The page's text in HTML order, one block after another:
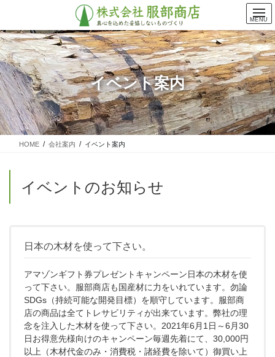
テ
ン
ツ
に
移
動
ゲ
ー
シ
ョ
ン
に
移
動
イベント案内
HOME 会社案内 イベント案内
イベントのお知らせ
日本の木材を使って下さい。
アマゾンギフト券プレゼントキャンペーン日本の木材を使
って下さい。服部商店も国産材に力をいれています。勿論
SDGs（持続可能な開発目標）を順守しています。服部商
店の商品は全てトレサビリティが出来ています。弊社の理
念を注入した木材を使って下さい。2021年6月1日～6月30
日お得意先様向けのキャンペーン毎週先着にて、30,000円
以上（木材代金のみ・消費税・諸経費を除いて）御買い上
MENU